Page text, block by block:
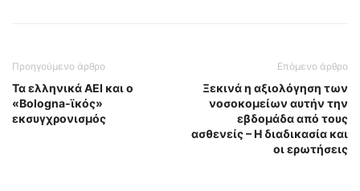
Προηγούμενο άρθρο
Τα ελληνικά ΑΕΙ και ο
«Bologna-ϊκός»
εκσυγχρονισμός
Επόμενο άρθρο
Ξεκινά η αξιολόγηση των
νοσοκομείων αυτήν την
εβδομάδα από τους
ασθενείς – Η διαδικασία και
οι ερωτήσεις